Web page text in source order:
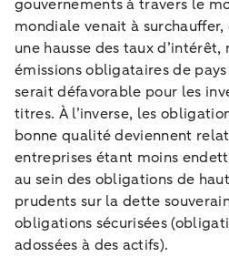
gouvernements à travers le
mondiale venait à
une hausse des taux
émissions obligataires de
serait défavorable pour les
titres. À l’inverse, les
bonne qualité deviennent
entreprises étant moins
au sein des obligations de
prudents sur la dette
obligations sécurisées
adossées à des actifs).